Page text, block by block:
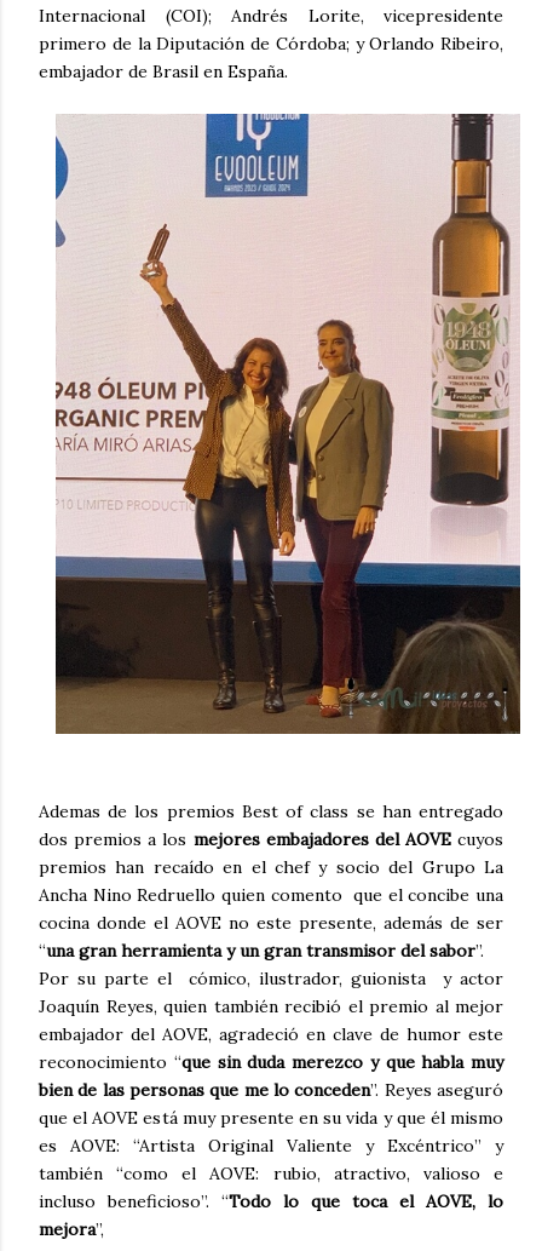
Internacional (COI); Andrés Lorite, vicepresidente
primero de la Diputación de Córdoba; y Orlando Ribeiro,
embajador de Brasil en España.
Ademas de los premios Best of class se han entregado
dos premios a los mejores embajadores del AOVE cuyos
premios han recaído en el chef y socio del Grupo La
Ancha Nino Redruello quien comento que el concibe una
cocina donde el AOVE no este presente, además de ser
“una gran herramienta y un gran transmisor del sabor”.
Por su parte el cómico, ilustrador, guionista y actor
Joaquín Reyes, quien también recibió el premio al mejor
embajador del AOVE, agradeció en clave de humor este
reconocimiento “que sin duda merezco y que habla muy
bien de las personas que me lo conceden”. Reyes aseguró
que el AOVE está muy presente en su vida y que él mismo
es AOVE: “Artista Original Valiente y Excéntrico” y
también “como el AOVE: rubio, atractivo, valioso e
incluso beneficioso”. “Todo lo que toca el AOVE, lo
mejora”,